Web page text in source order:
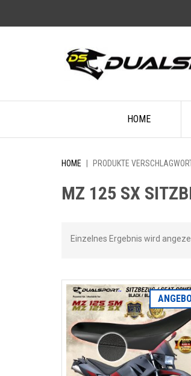
content
HOME
HOME PRODUKTE
MZ 125 SX
Einzelnes Ergebnis wird